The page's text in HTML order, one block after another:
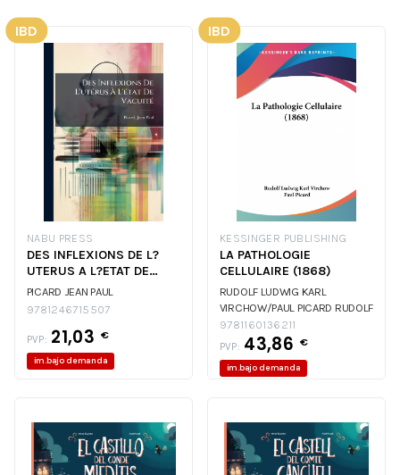
IBD
NABU PRESS
DES INFLEXIONS DE L?
UTERUS A L?ETAT DE
VACUITE
PICARD JEAN PAUL
9781246715507
PVP: 21,03 €
im.bajo demanda
IBD
KESSINGER PUBLISHING
LA PATHOLOGIE
CELLULAIRE (1868)
RUDOLF LUDWIG KARL
VIRCHOW/PAUL PICARD RUDOLF
LUDWIG KARL VIRCHOW/PAUL
PICARD
9781160136211
PVP: 43,86 €
im.bajo demanda